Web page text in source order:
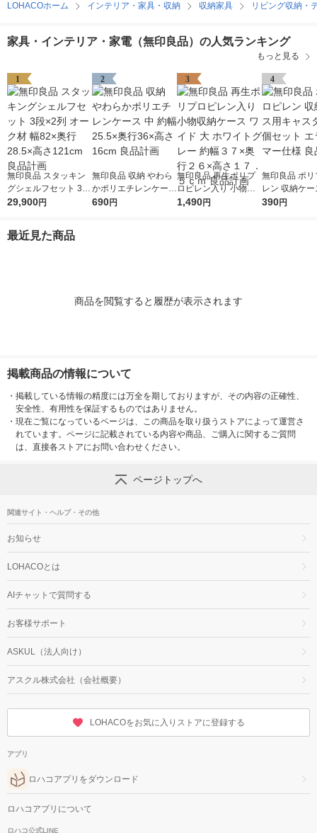
LOHACOホーム インテリア・家具・収納 収納家具 リビング収納・
家具・インテリア・家電（無印良品）の人気ランキング
もっと見る
1
無印良品 スタッキン
グシェルフセット 3段
×2列 オーク材 幅82×
29,900円
2
無印良品 収納 やわら
かポリエチレンケース
中 約幅25.5×奥行36×
690円
3
無印良品 再生ポリプ
ロピレン入り 小物収
納ケース ワイド 大 ホ
1,490円
4
無印良品 ポリ
レン 収納ケ
ャスター ４個
390円
最近見た商品
商品を閲覧すると履歴が表示されます
掲載商品の情報について
・ 掲載している情報の精度には万全を期しておりますが、その内容の正確性、
安全性、有用性を保証するものではありません。
・ 現在ご覧になっているページは、この商品を取り扱うストアによって運営さ
れています。ページに記載されている内容や商品、ご購入に関するご質問
は、直接各ストアにお問い合わせください。
ページトップへ
関連サイト・ヘルプ・その他
お知らせ
LOHACOとは
AIチャットで質問する
お客様サポート
ASKUL（法人向け）
アスクル株式会社（会社概要）
LOHACOをお気に入りストアに登録する
アプリ
ロハコアプリをダウンロード
ロハコアプリについて
ロハコ公式LINE